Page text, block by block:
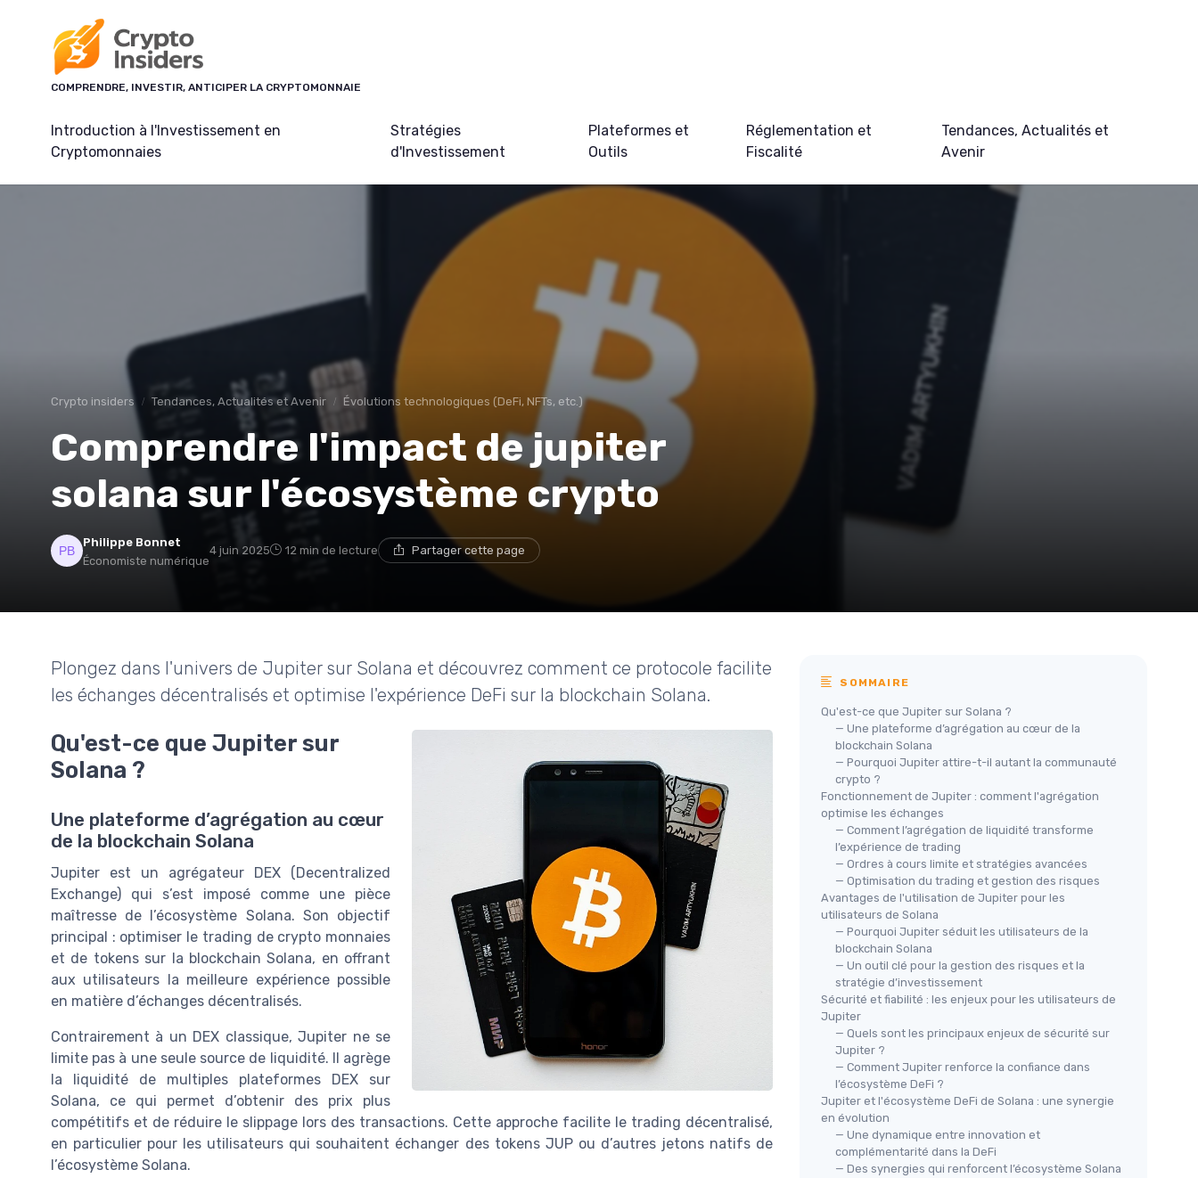
COMPRENDRE, INVESTIR, ANTICIPER LA CRYPTOMONNAIE
Introduction à l'Investissement en
Cryptomonnaies
Stratégies
d'Investissement
Plateformes et
Outils
Réglementation et
Fiscalité
Tendances, Actualités et
Avenir
Crypto insiders Tendances, Actualités et Avenir Évolutions technologiques (DeFi, NFTs, etc.)
Comprendre l'impact de jupiter
solana sur l'écosystème crypto
Philippe Bonnet
Économiste numérique
4 juin 2025 12 min de lecture Partager cette page
Plongez dans l'univers de Jupiter sur Solana et découvrez comment ce protocole facilite
les échanges décentralisés et optimise l'expérience DeFi sur la blockchain Solana.
Qu'est-ce que Jupiter sur
Solana ?
Une plateforme d’agrégation au cœur
de la blockchain Solana
Jupiter est un agrégateur DEX (Decentralized
Exchange) qui s’est imposé comme une pièce
maîtresse de l’écosystème Solana. Son objectif
principal : optimiser le trading de crypto monnaies
et de tokens sur la blockchain Solana, en offrant
aux utilisateurs la meilleure expérience possible
en matière d’échanges décentralisés.
Contrairement à un DEX classique, Jupiter ne se
limite pas à une seule source de liquidité. Il agrège
la liquidité de multiples plateformes DEX sur
Solana, ce qui permet d’obtenir des prix plus
compétitifs et de réduire le slippage lors des transactions. Cette approche facilite le trading décentralisé,
en particulier pour les utilisateurs qui souhaitent échanger des tokens JUP ou d’autres jetons natifs de
l’écosystème Solana.
SOMMAIRE
Qu'est-ce que Jupiter sur Solana ?
— Une plateforme d’agrégation au cœur de la
blockchain Solana
— Pourquoi Jupiter attire-t-il autant la communauté
crypto ?
Fonctionnement de Jupiter : comment l'agrégation
optimise les échanges
— Comment l’agrégation de liquidité transforme
l’expérience de trading
— Ordres à cours limite et stratégies avancées
— Optimisation du trading et gestion des risques
Avantages de l'utilisation de Jupiter pour les
utilisateurs de Solana
— Pourquoi Jupiter séduit les utilisateurs de la
blockchain Solana
— Un outil clé pour la gestion des risques et la
stratégie d’investissement
Sécurité et fiabilité : les enjeux pour les utilisateurs de
Jupiter
— Quels sont les principaux enjeux de sécurité sur
Jupiter ?
— Comment Jupiter renforce la confiance dans
l’écosystème DeFi ?
Jupiter et l'écosystème DeFi de Solana : une synergie
en évolution
— Une dynamique entre innovation et
complémentarité dans la DeFi
— Des synergies qui renforcent l’écosystème Solana